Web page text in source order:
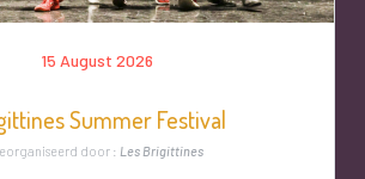
15 August 2026
Summer Festival
door : Les Brigittines